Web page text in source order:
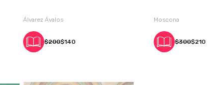
Álvarez Ávalos
$200$140
Moscona
$300$210